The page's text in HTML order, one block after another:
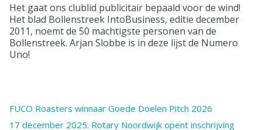
Het gaat ons clublid publicitair bepaald voor de wind!
Het blad Bollenstreek IntoBusiness, editie december
2011, noemt de 50 machtigste personen van de
Bollenstreek. Arjan Slobbe is in deze lijst de Numero
Uno!
FUCO Roasters winnaar Goede Doelen Pitch 2026
17 december 2025: Rotary Noordwijk opent inschrijving